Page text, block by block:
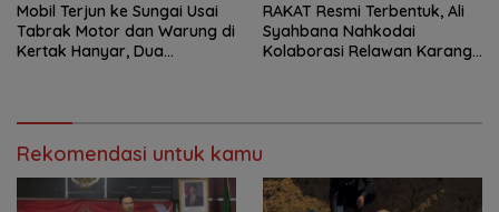
Mobil Terjun ke Sungai Usai
Tabrak Motor dan Warung di
Kertak Hanyar, Dua
RAKAT Resmi Terbentuk, Ali
Syahbana Nahkodai
Kolaborasi Relawan Karang
Rekomendasi untuk kamu